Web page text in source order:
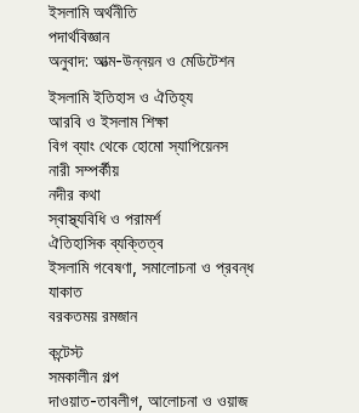
ইসলামি অর্থনীতি
পদার্থবিজ্ঞান
অনুবাদ: আত্ম-উন্নয়ন ও মেডিটেশন
ইসলামি ইতিহাস ও ঐতিহ্য
আরবি ও ইসলাম শিক্ষা
বিগ ব্যাং থেকে হোমো স্যাপিয়েনস
নারী সম্পর্কীয়
নদীর কথা
স্বাস্থ্যবিধি ও পরামর্শ
ঐতিহাসিক ব্যক্তিত্ব
ইসলামি গবেষণা, সমালোচনা ও প্রবন্ধ
যাকাত
বরকতময় রমজান
কন্টেস্ট
সমকালীন গল্প
দাওয়াত-তাবলীগ, আলোচনা ও ওয়াজ